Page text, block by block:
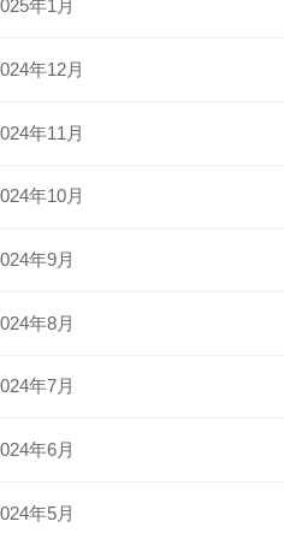
年1月
年12月
年11月
年10月
年9月
年8月
年7月
年6月
年5月